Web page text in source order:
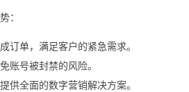
：
订单，满足客户的紧急需求。
账号被封禁的风险。
供全面的数字营销解决方案。